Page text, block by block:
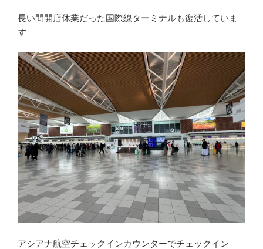
長い間開店休業だった国際線ターミナルも復活していま
す
アシアナ航空チェックインカウンターでチェックイン